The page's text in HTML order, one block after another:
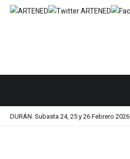
DURÁN. Subasta 24, 25 y 26 Febrero 2026